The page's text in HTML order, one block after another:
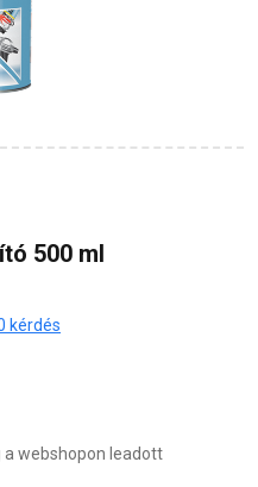
500 ml
kérdés
webshopon leadott